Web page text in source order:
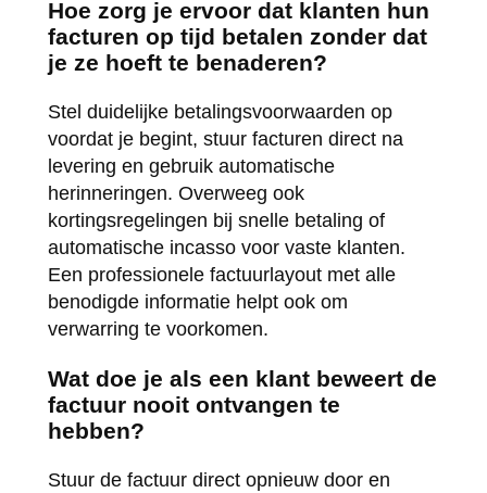
Hoe zorg je ervoor dat klanten hun
facturen op tijd betalen zonder dat
je ze hoeft te benaderen?
Stel duidelijke betalingsvoorwaarden op
voordat je begint, stuur facturen direct na
levering en gebruik automatische
herinneringen. Overweeg ook
kortingsregelingen bij snelle betaling of
automatische incasso voor vaste klanten.
Een professionele factuurlayout met alle
benodigde informatie helpt ook om
verwarring te voorkomen.
Wat doe je als een klant beweert de
factuur nooit ontvangen te
hebben?
Stuur de factuur direct opnieuw door en